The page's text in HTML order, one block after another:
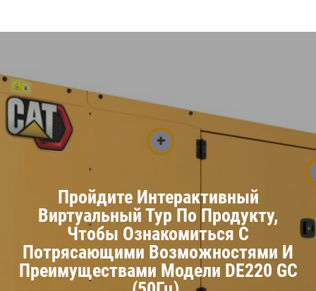
Пройдите Интерактивный
Виртуальный Тур По Продукту,
Чтобы Ознакомиться С
Потрясающими Возможностями И
Преимуществами Модели DE220 GC